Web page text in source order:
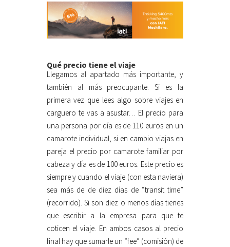
Qué precio tiene el viaje
Llegamos al apartado más importante, y
también al más preocupante. Si es la
primera vez que lees algo sobre viajes en
carguero te vas a asustar… El precio para
una persona por día es de 110 euros en un
camarote individual, si en cambio viajas en
pareja el precio por camarote familiar por
cabeza y día es de 100 euros. Este precio es
siempre y cuando el viaje (con esta naviera)
sea más de de diez días de “transit time”
(recorrido). Si son diez o menos días tienes
que escribir a la empresa para que te
coticen el viaje. En ambos casos al precio
final hay que sumarle un “fee” (comisión) de